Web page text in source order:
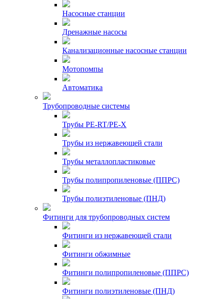
Насосные станции
Дренажные насосы
Канализационные насосные станции
Мотопомпы
Автоматика
Трубопроводные системы
Трубы PE-RT/PE-X
Трубы из нержавеющей стали
Трубы металлопластиковые
Трубы полипропиленовые (ППРС)
Трубы полиэтиленовые (ПНД)
Фитинги для трубопроводных систем
Фитинги из нержавеющей стали
Фитинги обжимные
Фитинги полипропиленовые (ППРС)
Фитинги полиэтиленовые (ПНД)